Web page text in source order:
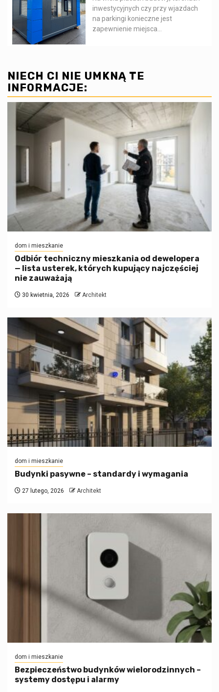
inwestycyjnych czy przy wjazdach
na parkingi konieczne jest
zapewnienie miejsca...
NIECH CI NIE UMKNĄ TE
INFORMACJE:
dom i mieszkanie
Odbiór techniczny mieszkania od dewelopera
— lista usterek, których kupujący najczęściej
nie zauważają
30 kwietnia, 2026 Architekt
dom i mieszkanie
Budynki pasywne – standardy i wymagania
27 lutego, 2026 Architekt
dom i mieszkanie
Bezpieczeństwo budynków wielorodzinnych –
systemy dostępu i alarmy